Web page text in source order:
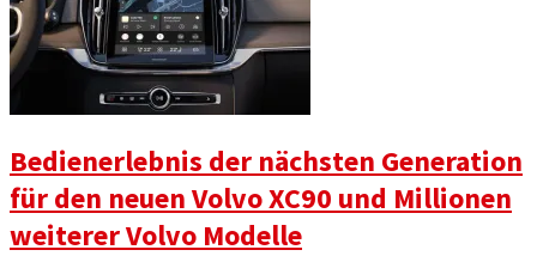
Bedienerlebnis der nächsten Generation
für den neuen Volvo XC90 und Millionen
weiterer Volvo Modelle